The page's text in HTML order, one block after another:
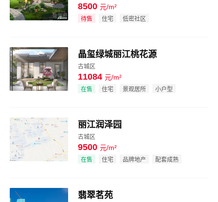
效果图
8500 元/m²
待售 住宅 低密社区
效果图
晶玺绿城丽江桃花源
古城区
11084 元/m²
在售 住宅 景观居所 小户型
效果图
丽江润泽园
古城区
9500 元/m²
在售 住宅 品牌地产 配套成熟
翡翠茗苑